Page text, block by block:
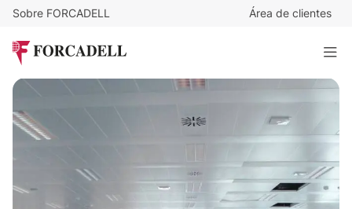
Sobre FORCADELL Área de clientes
Oficina alquiler Madrid. Calle Arroyo de Valdebebas.
1.003 m²